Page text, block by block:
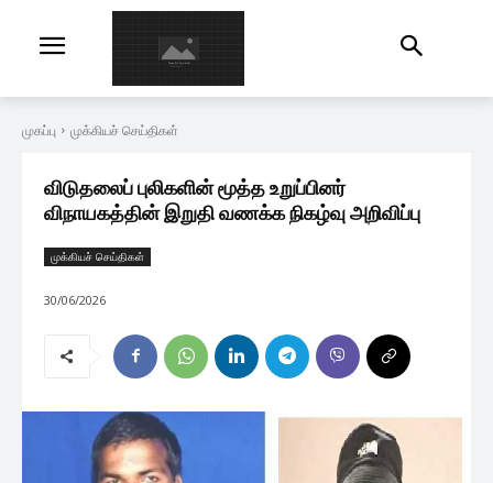
முகப்பு முக்கியச் செய்திகள்
விடுதலைப் புலிகளின் மூத்த உறுப்பினர்
விநாயகத்தின் இறுதி வணக்க நிகழ்வு அறிவிப்பு
முக்கியச் செய்திகள்
30/06/2026